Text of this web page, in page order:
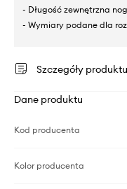
- Długość zewnętrzna
- Wymiary podane dla
Szczegóły produktu
Dane produktu
Kod producenta
Kolor producenta